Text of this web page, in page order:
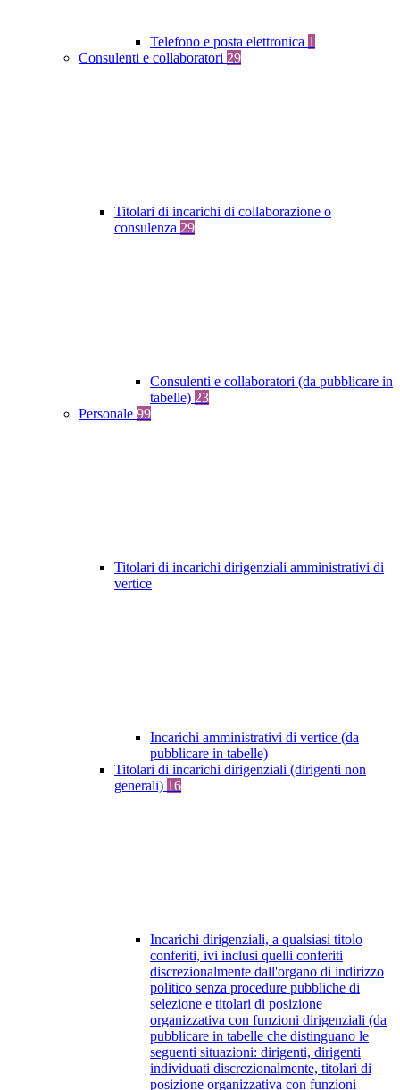
Telefono e posta elettronica 1
Consulenti e collaboratori 29
Titolari di incarichi di collaborazione o
consulenza 29
Consulenti e collaboratori (da pubblicare in
tabelle) 23
Personale 99
Titolari di incarichi dirigenziali amministrativi di
vertice
Incarichi amministrativi di vertice (da
pubblicare in tabelle)
Titolari di incarichi dirigenziali (dirigenti non
generali) 16
Incarichi dirigenziali, a qualsiasi titolo
conferiti, ivi inclusi quelli conferiti
discrezionalmente dall'organo di indirizzo
politico senza procedure pubbliche di
selezione e titolari di posizione
organizzativa con funzioni dirigenziali (da
pubblicare in tabelle che distinguano le
seguenti situazioni: dirigenti, dirigenti
individuati discrezionalmente, titolari di
posizione organizzativa con funzioni